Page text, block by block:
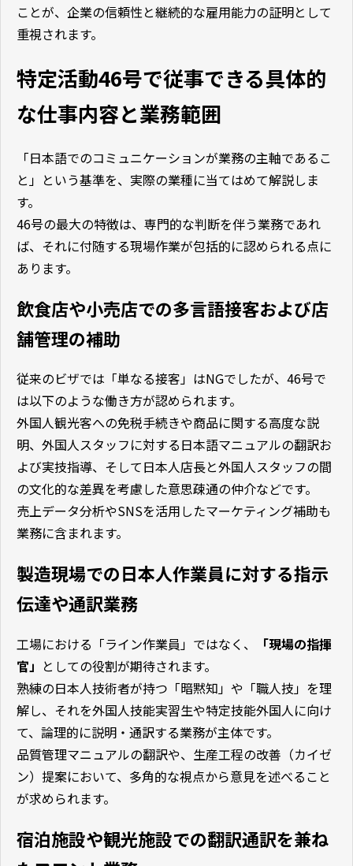
ことが、企業の信頼性と継続的な雇用能力の証明として
重視されます。
特定活動46号で従事できる具体的
な仕事内容と業務範囲
「日本語でのコミュニケーションが業務の主軸であるこ
と」という基準を、実際の業種に当てはめて解説しま
す。
46号の最大の特徴は、専門的な判断を伴う業務であれ
ば、それに付随する現場作業が包括的に認められる点に
あります。
飲食店や小売店での多言語接客および店
舗管理の補助
従来のビザでは「単なる接客」はNGでしたが、46号で
は以下のような働き方が認められます。
外国人観光客への免税手続きや商品に関する高度な説
明、外国人スタッフに対する日本語マニュアルの翻訳お
よび実技指導、そして日本人店長と外国人スタッフの間
の文化的な差異を考慮した意思疎通の仲介などです。
売上データ分析やSNSを活用したマーケティング補助も
業務に含まれます。
製造現場での日本人作業員に対する指示
伝達や通訳業務
工場における「ライン作業員」ではなく、
「現場の指揮
官」 としての役割が期待されます。
熟練の日本人技術者が持つ「暗黙知」や「職人技」を理
解し、それを外国人技能実習生や特定技能外国人に向け
て、論理的に説明・通訳する業務が主体です。
品質管理マニュアルの翻訳や、生産工程の改善（カイゼ
ン）提案において、多角的な視点から意見を述べること
が求められます。
宿泊施設や観光施設での翻訳通訳を兼ね